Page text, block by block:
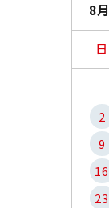
8月
日
2
9
16
23